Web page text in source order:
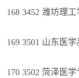
168 3452 潍坊理
169 3501 山东医
170 3502 菏泽医